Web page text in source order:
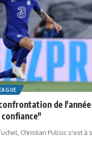
de
Christian Pulisic s'est